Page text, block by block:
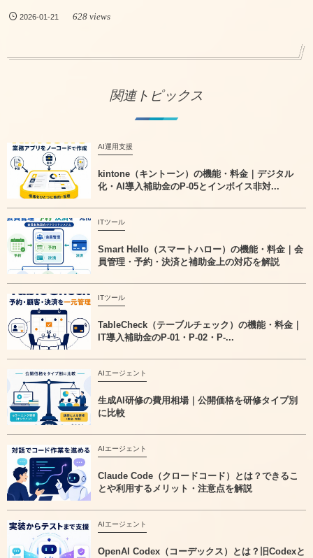
2026-01-21 628 views
関連トピックス
AI運用支援
kintone（キントーン）の機能・料金｜デジタル
化・AI導入補助金のP-05とインボイス非対...
ITツール
Smart Hello（スマートハロー）の機能・料金｜会
員管理・予約・決済と補助金上の対応を解説
ITツール
TableCheck（テーブルチェック）の機能・料金｜
IT導入補助金のP-01・P-02・P-...
AIエージェント
生成AI研修の費用相場｜公開価格を研修タイプ別
に比較
AIエージェント
Claude Code（クロードコード）とは？できるこ
とや利用するメリット・注意点を解説
AIエージェント
OpenAI Codex（コーデックス）とは？旧Codexと